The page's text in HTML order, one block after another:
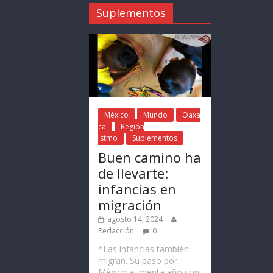
Suplementos
México Mundo
Oaxa
ca
Región
Istmo
Suplementos
Buen camino ha
de llevarte:
infancias en
migración
agosto 14, 2024
Redacción
0
*Las infancias también
migran. Su paso por